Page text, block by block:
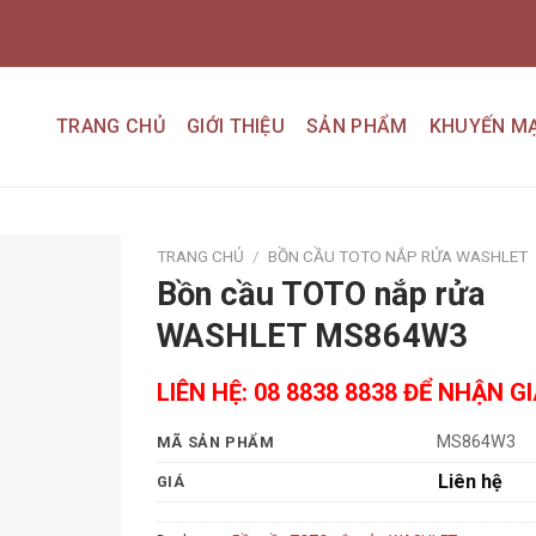
TRANG CHỦ GIỚI THIỆU SẢN PHẨM KHUYẾN
TRANG CHỦ / BỒN CẦU TOTO NẮP RỬA WASHLET
Bồn cầu TOTO nắp rửa
WASHLET MS864W3
LIÊN HỆ: 08 8838 8838 ĐỂ NHẬN
MÃ SẢN PHẨM MS864W3
GIÁ Liên hệ